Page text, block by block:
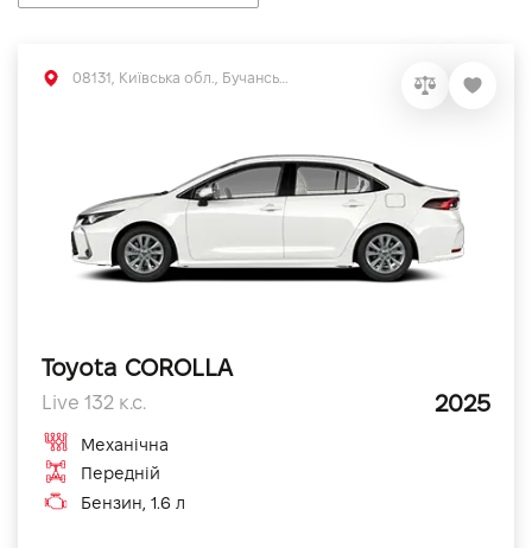
Toyota COROLLA
Live 132 к.с. 2025
Механічна
Передній
Бензин, 1.6 л
акціями, послугами та новинками